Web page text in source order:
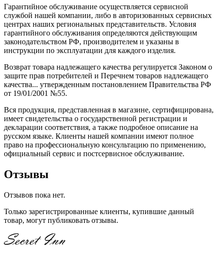
Гарантийное обслуживание осуществляется сервисной
службой нашей компании, либо в авторизованных сервисных
центрах наших региональных представительств. Условия
гарантийного обслуживания определяются действующим
законодательством РФ, производителем и указаны в
инструкции по эксплуатации для каждого изделия.
Возврат товара надлежащего качества регулируется Законом о
защите прав потребителей и Перечнем товаров надлежащего
качества... утвержденным постановлением Правительства РФ
от 19/01/2001 №55.
Вся продукция, представленная в магазине, сертифицирована,
имеет свидетельства о государственной регистрации и
декларации соответствия, а также подробное описание на
русском языке. Клиенты нашей компании имеют полное
право на профессиональную консультацию по применению,
официальный сервис и постсервисное обслуживание.
Отзывы
Отзывов пока нет.
Только зарегистрированные клиенты, купившие данный
товар, могут публиковать отзывы.